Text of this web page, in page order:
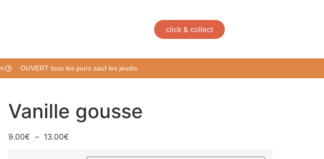
click & collect
OUVERT tous les jours sauf les jeudis
Vanille gousse
9.00€ – 13.00€